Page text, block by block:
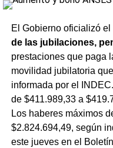
pasado» y a las
El impacto
Para el Chaco y las
de menor crecimiento y
particularmente
las tasas de pobreza
metropolitana del Gran
datos delINDEC
El Gobierno oficializó el
de las jubilaciones,
prestaciones que paga
movilidad jubilatoria
informada por el
de $411.989,33 a
Los haberes máximos
$2.824.694,49, según
este jueves en el